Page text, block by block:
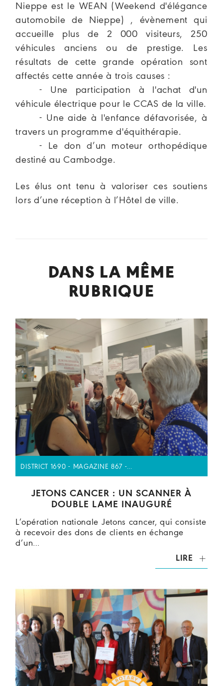
Nieppe est le WEAN (Weekend d'élégance
automobile de Nieppe) , évènement qui
accueille plus de 2 000 visiteurs, 250
véhicules anciens ou de prestige. Les
résultats de cette grande opération sont
affectés cette année à trois causes :
- Une participation à l'achat d'un
véhicule électrique pour le CCAS de la ville.
- Une aide à l'enfance défavorisée, à
travers un programme d'équithérapie.
- Le don d’un moteur orthopédique
destiné au Cambodge.
Les élus ont tenu à valoriser ces soutiens
lors d’une réception à l’Hôtel de ville.
DANS LA MÊME
RUBRIQUE
DISTRICT 1690 - MAGAZINE 867 -…
JETONS CANCER : UN SCANNER À
DOUBLE LAME INAUGURÉ
L’opération nationale Jetons cancer, qui consiste
à recevoir des dons de clients en échange
d’un…
LIRE